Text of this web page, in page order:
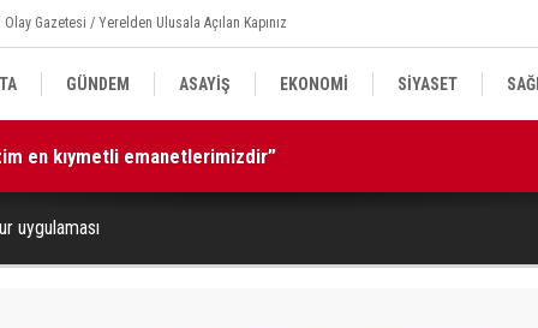
Olay Gazetesi / Yerelden Ulusala Açılan Kapınız
GÜNDEM ASAYİŞ EKONOMİ SİYASET
en kıymetli emanetlerimizdir”
uygulaması